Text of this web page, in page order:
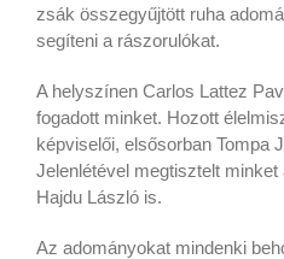
zsák összegyűjtött ruha
segíteni a rászorulókat.
A helyszínen Carlos Lattez
fogadott minket. Hozott
képviselői, elsősorban Tompa
Jelenlétével megtisztelt
Hajdu László is.
Az adományokat mindenki